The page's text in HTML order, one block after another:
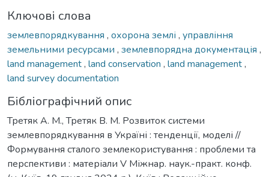
Ключові слова
землевпорядкування , охорона землі , управління
земельними ресурсами , землевпорядна документація ,
land management, land conservation , land management,
land survey documentation
Бібліографічний опис
Третяк А. М., Третяк В. М. Розвиток системи
землевпорядкування в Україні : тенденції, моделі //
Формування сталого землекористування : проблеми та
перспективи : матеріали V Міжнар. наук.-практ. конф.